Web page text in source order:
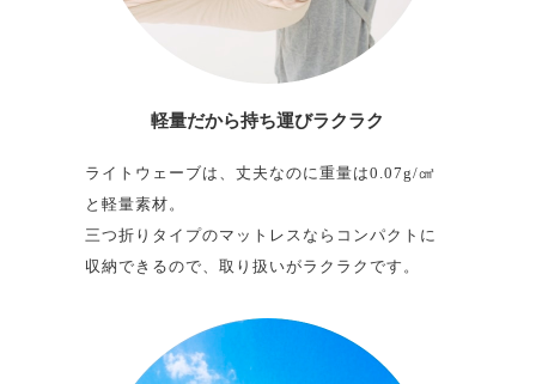
軽量だから持ち運びラクラク
ライトウェーブは、丈夫なのに重量は0.07g/㎤
と軽量素材。
三つ折りタイプのマットレスならコンパクトに
収納できるので、取り扱いがラクラクです。